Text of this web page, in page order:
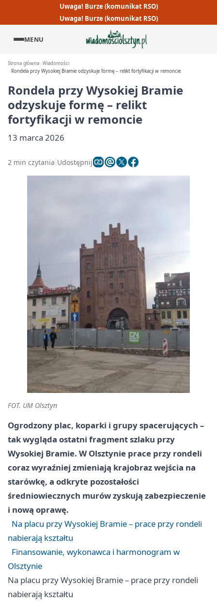
Uwaga! Burze (komunikat RSO)
Uwaga! Burze (komunikat RSO)
MENU
Strona główna Wiadomości
Rondela przy Wysokiej Bramie odzyskuje formę – relikt fortyfikacji w remoncie
Rondela przy Wysokiej Bramie
odzyskuje formę – relikt
fortyfikacji w remoncie
13 marca 2026
2 min czytania Udostępnij
FOT. UM Olsztyn
Ogrodzony plac, koparki i grupy spacerujących –
tak wygląda ostatni fragment szlaku przy
Wysokiej Bramie. W Olsztynie prace przy rondeli
coraz wyraźniej zmieniają krajobraz wejścia na
starówkę, a odkryte pozostałości
średniowiecznych murów zyskują zabezpieczenie
i nową oprawę.
Na placu przy Wysokiej Bramie – prace przy rondeli
nabierają kształtu
Finansowanie, wykonawca i harmonogram w
Olsztynie
Na placu przy Wysokiej Bramie – prace przy rondeli
nabierają kształtu